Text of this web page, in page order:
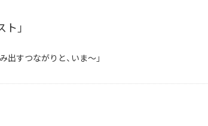
」
すつながりと、いま～」